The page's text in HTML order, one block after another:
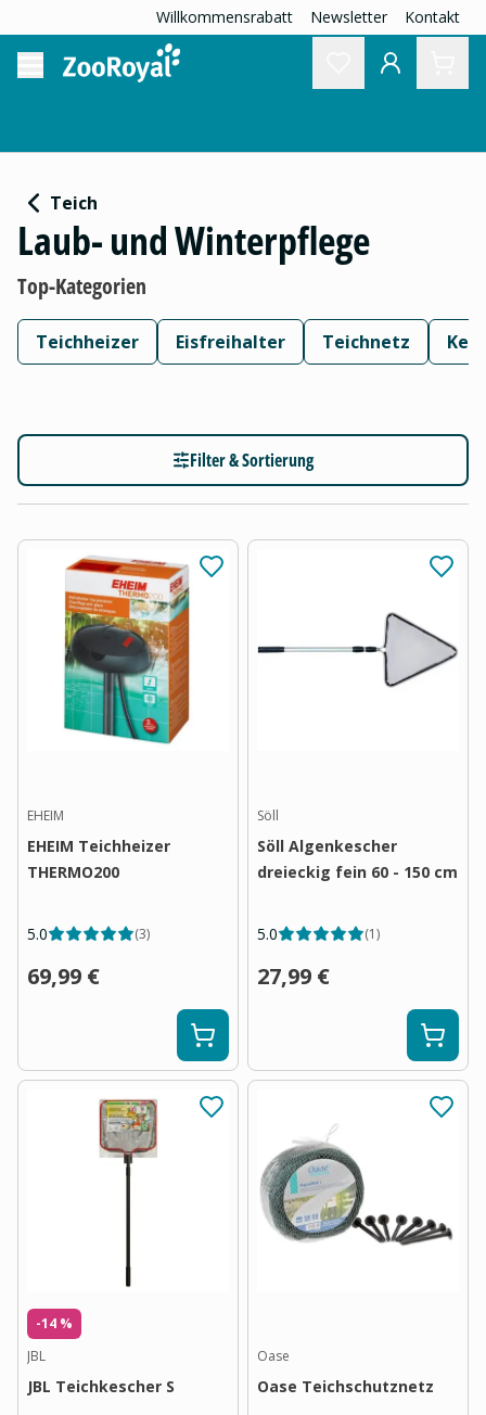
Willkommensrabatt Newsletter Kontakt
Teich
Laub- und Winterpflege
Top-Kategorien
Teichheizer Eisfreihalter Teichnetz
Filter & Sortierung
EHEIM
EHEIM Teichheizer
THERMO200
5.0 (3)
69,99 €
Söll
Söll Algenkescher
dreieckig fein 60 - 150 cm
5.0 (1)
27,99 €
-14 %
JBL
JBL Teichkescher S
Oase
Oase Teichschutznetz